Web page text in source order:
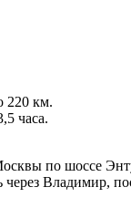
220 км.
часа.
по шоссе
через Владимир,